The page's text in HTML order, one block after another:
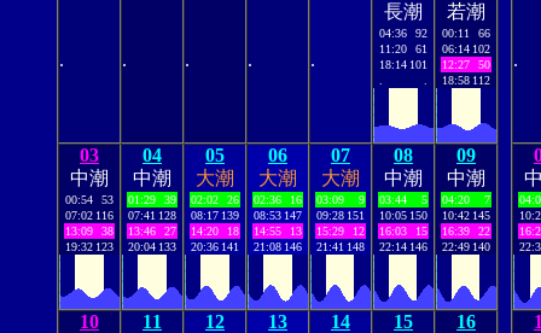
. . . . .
長潮
04:36
92
11:20
61
18:14 101
若潮
00:11
66
06:14 102
12:27
50
18:58 112
03
中潮
00:54
53
07:02 116
13:09
38
19:32 123
04
中潮
01:29
39
07:41 128
13:46
27
20:04 133
05
大潮
02:02
26
08:17 139
14:20
18
20:36 141
06
大潮
02:36
16
08:53 147
14:55
13
21:08 146
07
大潮
03:09
9
09:28 151
15:29
12
21:41 148
08
中潮
03:44
5
10:05 150
16:03
15
22:14 146
09
中潮
04:20
7
10:42 145
16:39
22
22:49 140
10
11
12
13
14
15
16
.